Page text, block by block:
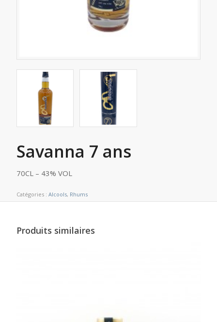
Savanna 7 ans
70CL – 43% VOL
Catégories : Alcools, Rhums
Produits similaires